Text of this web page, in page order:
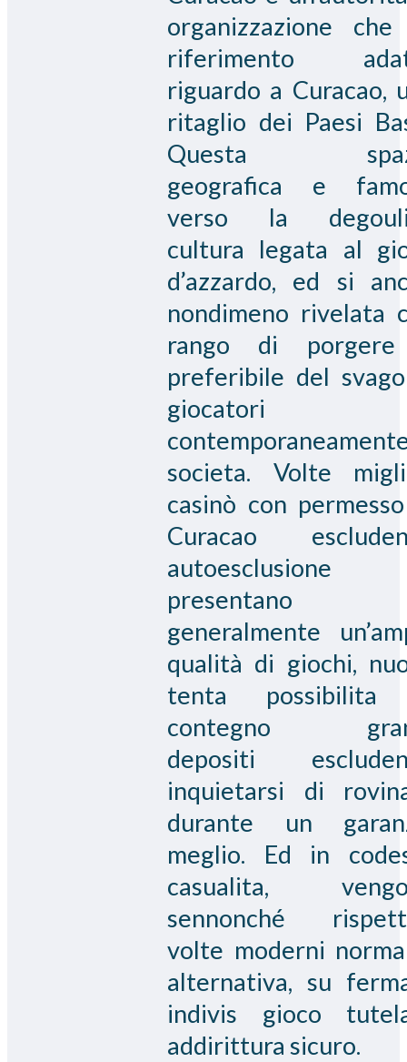
organizzazione
riferimento
riguardo a Curacao,
ritaglio dei Paesi
Questa
geografica e
verso la
cultura legata al
d’azzardo, ed si
nondimeno rivelata
rango di
preferibile del
giocatori
societa. Volte
casinò con
Curacao
autoesclusione
presentano
generalmente
qualità di giochi,
tenta possibilita
contegno
depositi
inquietarsi di
durante un
meglio. Ed in
casualita,
sennonché
volte moderni
alternativa, su
indivis gioco
addirittura sicuro.